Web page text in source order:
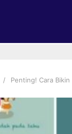
Penting! Cara